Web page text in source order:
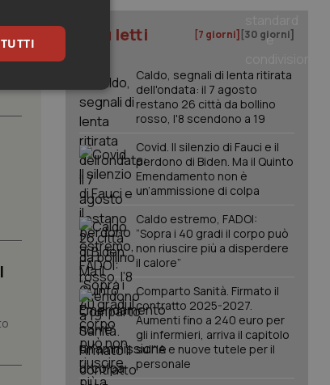
I più letti [7 giorni] [30 giorni]
Caldo, segnali di lenta ritirata
dell'ondata: il 7 agosto
restano 26 città da bollino
rosso, l'8 scendono a 19
Covid. Il silenzio di Fauci e il
perdono di Biden. Ma il Quinto
Emendamento non è
un’ammissione di colpa
Caldo estremo, FADOI:
“Sopra i 40 gradi il corpo può
non riuscire più a disperdere
il calore”
Comparto Sanità. Firmato il
contratto 2025-2027.
Aumenti fino a 240 euro per
gli infermieri, arriva il capitolo
sull'IA e nuove tutele per il
personale